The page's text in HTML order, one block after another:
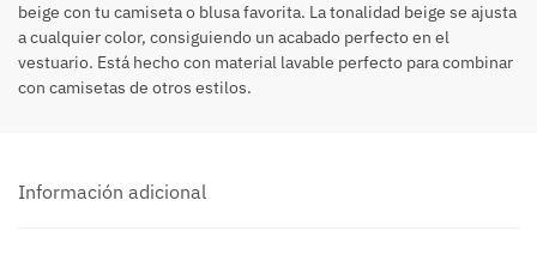
beige con tu camiseta o blusa favorita. La tonalidad beige se ajusta
a cualquier color, consiguiendo un acabado perfecto en el
vestuario. Está hecho con material lavable perfecto para combinar
con camisetas de otros estilos.
Información adicional